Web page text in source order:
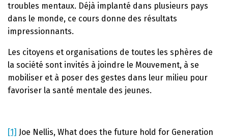
troubles mentaux. Déjà implanté dans plusieurs pays
dans le monde, ce cours donne des résultats
impressionnants.
Les citoyens et organisations de toutes les sphères de
la société sont invités à joindre le Mouvement, à se
mobiliser et à poser des gestes dans leur milieu pour
favoriser la santé mentale des jeunes.
[1] Joe Nellis, What does the future hold for Generation